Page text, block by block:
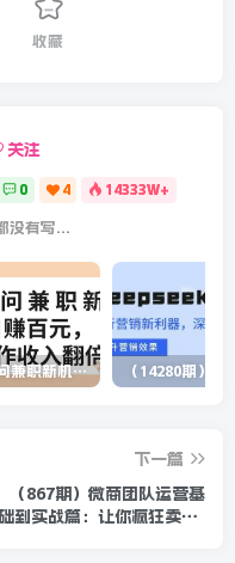
收藏
关注
0 4 14333W+
没有写...
百度问一问兼职新机遇，单号日赚百元，批量操作收入翻倍
下一篇
（867期）微商团队运营基
础到实战篇：让你疯狂卖货-